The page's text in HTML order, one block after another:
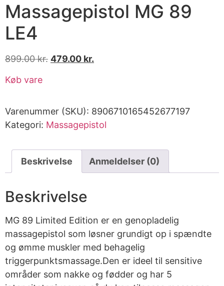
Massagepistol MG 89
LE4
899.00kr. 479.00 kr.
Køb vare
Varenummer (SKU): 8906710165452677197
Kategori: Massagepistol
Beskrivelse Anmeldelser (0)
Beskrivelse
MG 89 Limited Edition er en genopladelig
massagepistol som løsner grundigt op i spændte
og ømme muskler med behagelig
triggerpunktsmassage.Den er ideel til sensitive
områder som nakke og fødder og har 5